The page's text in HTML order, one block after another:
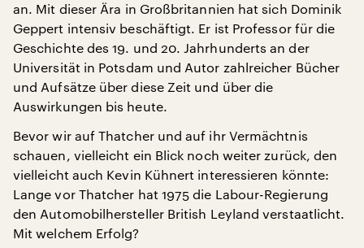
an. Mit dieser Ära in Großbritannien hat sich Dominik
Geppert intensiv beschäftigt. Er ist Professor für die
Geschichte des 19. und 20. Jahrhunderts an der
Universität in Potsdam und Autor zahlreicher Bücher
und Aufsätze über diese Zeit und über die
Auswirkungen bis heute.
Bevor wir auf Thatcher und auf ihr Vermächtnis
schauen, vielleicht ein Blick noch weiter zurück, den
vielleicht auch Kevin Kühnert interessieren könnte:
Lange vor Thatcher hat 1975 die Labour-Regierung
den Automobilhersteller British Leyland verstaatlicht.
Mit welchem Erfolg?